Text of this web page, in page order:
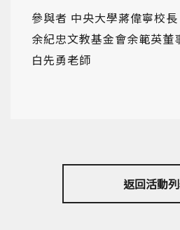
參與者 中央大學蔣偉寧校長
余紀忠文教基金會余範英董
白先勇老師
返回活動